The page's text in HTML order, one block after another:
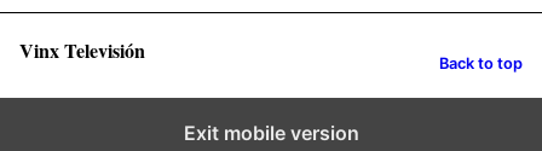
Vinx Televisión Back to top
Exit mobile version